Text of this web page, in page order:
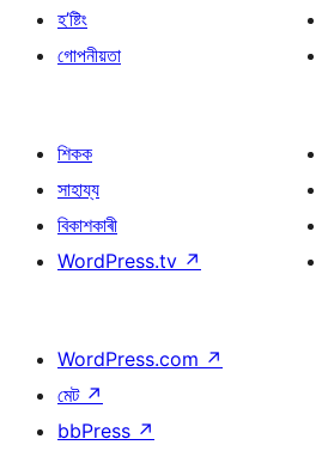
হ’ষ্টিং
গোপনীয়তা
শিকক
সাহায্য
বিকাশকাৰী
WordPress.tv ↗
WordPress.com ↗
মেট ↗
bbPress ↗